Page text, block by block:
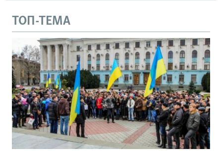
ТОП-ТЕМА